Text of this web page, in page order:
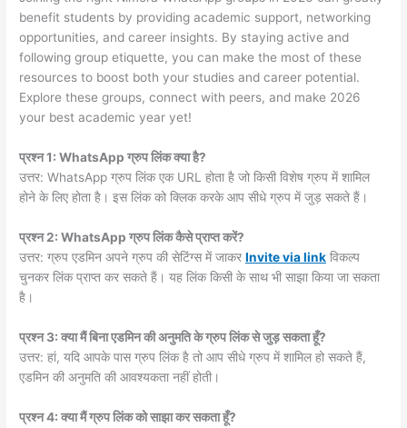
benefit students by providing academic support, networking
opportunities, and career insights. By staying active and
following group etiquette, you can make the most of these
resources to boost both your studies and career potential.
Explore these groups, connect with peers, and make 2026
your best academic year yet!
प्रश्न 1: WhatsApp ग्रुप लिंक क्या है?
उत्तर: WhatsApp ग्रुप लिंक एक URL होता है जो किसी विशेष ग्रुप में शामिल
होने के लिए होता है। इस लिंक को क्लिक करके आप सीधे ग्रुप में जुड़ सकते हैं।
प्रश्न 2: WhatsApp ग्रुप लिंक कैसे प्राप्त करें?
उत्तर: ग्रुप एडमिन अपने ग्रुप की सेटिंग्स में जाकरInvite via link विकल्प
चुनकर लिंक प्राप्त कर सकते हैं। यह लिंक किसी के साथ भी साझा किया जा सकता
है।
प्रश्न 3: क्या मैं बिना एडमिन की अनुमति के ग्रुप लिंक से जुड़ सकता हूँ?
उत्तर: हां, यदि आपके पास ग्रुप लिंक है तो आप सीधे ग्रुप में शामिल हो सकते हैं,
एडमिन की अनुमति की आवश्यकता नहीं होती।
प्रश्न 4: क्या मैं ग्रुप लिंक को साझा कर सकता हूँ?